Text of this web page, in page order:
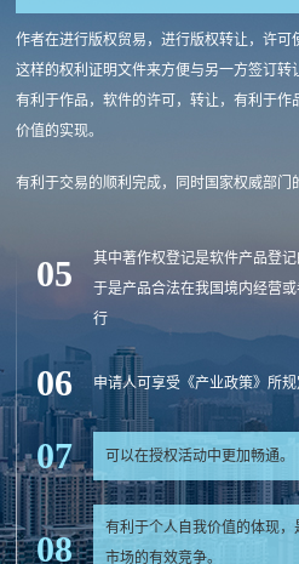
作者在进行版权贸易，进行版权转让，许可
这样的权利证明文件来方便与另一方签订转
有利于作品，软件的许可，转让，有利于作
价值的实现。
有利于交易的顺利完成，同时国家权威部门
其中著作权登记是软件产品登
于是产品合法在我国境内经营
行
05
申请人可享受《产业政策》所
06
可以在授权活动中更加畅通。
07
有利于个人自我价值的体现
市场的有效竞争。
08